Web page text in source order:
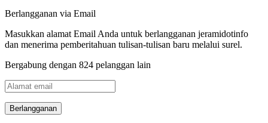
Berlangganan via Email
Masukkan alamat Email Anda untuk berlangganan jeramidotinfo
dan menerima pemberitahuan tulisan-tulisan baru melalui surel.
Bergabung dengan 824 pelanggan lain
Alamat
email